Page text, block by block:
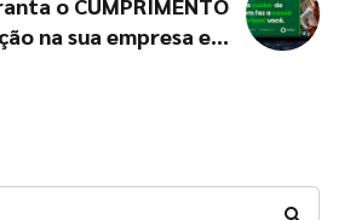
o CUMPRIMENTO
na sua empresa em